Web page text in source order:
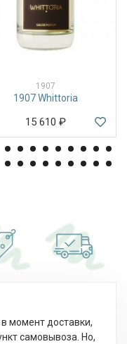
1907
1907 Whittoria
15 610 ₽
момент доставки,
самовывоза. Но,